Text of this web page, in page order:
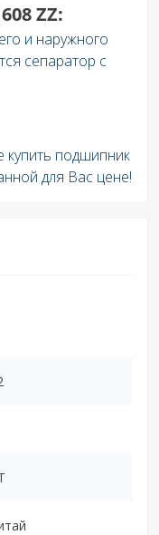
ZZ:
и наружного
сепаратор с
купить подшипник
для Вас цене!